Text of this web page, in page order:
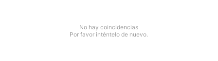
No hay coincidencias
Por favor inténtelo de nuevo.